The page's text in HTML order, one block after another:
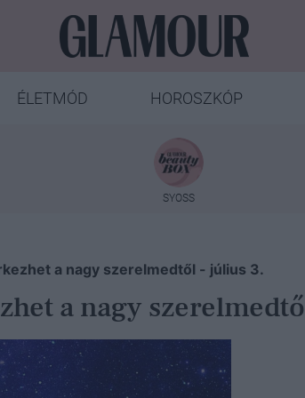
ÉLETMÓD HOROSZKÓP
SYOSS
a nagy szerelmedtől - július 3.
a nagy